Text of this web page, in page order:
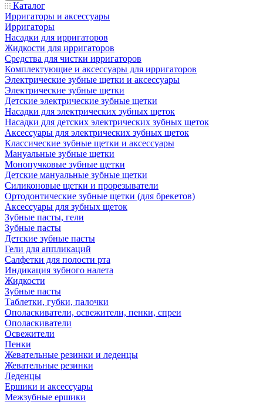
Каталог
Ирригаторы и аксессуары
Ирригаторы
Насадки для ирригаторов
Жидкости для ирригаторов
Средства для чистки ирригаторов
Комплектующие и аксессуары для ирригаторов
Электрические зубные щетки и аксессуары
Электрические зубные щетки
Детские электрические зубные щетки
Насадки для электрических зубных щеток
Насадки для детских электрических зубных щеток
Аксессуары для электрических зубных щеток
Классические зубные щетки и аксессуары
Мануальные зубные щетки
Монопучковые зубные щетки
Детские мануальные зубные щетки
Силиконовые щетки и прорезыватели
Ортодонтические зубные щетки (для брекетов)
Аксессуары для зубных щеток
Зубные пасты, гели
Зубные пасты
Детские зубные пасты
Гели для аппликаций
Салфетки для полости рта
Индикация зубного налета
Жидкости
Зубные пасты
Таблетки, губки, палочки
Ополаскиватели, освежители, пенки, спреи
Ополаскиватели
Освежители
Пенки
Жевательные резинки и леденцы
Жевательные резинки
Леденцы
Ершики и аксессуары
Межзубные ершики